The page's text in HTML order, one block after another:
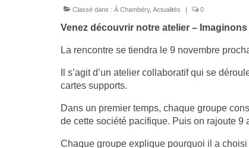
Classé dans : À Chambéry, Actualités | 0
Venez découvrir notre atelier –
La rencontre se tiendra le 9 novembre
Il s’agit d’un atelier collaboratif qui se
cartes supports.
Dans un premier temps, chaque groupe
de cette société pacifique. Puis on rajoute
Chaque groupe explique pourquoi il a